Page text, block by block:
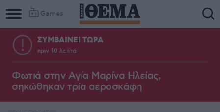
Games
ΣΥΜΒΑΙΝΕΙ ΤΩΡΑ
πριν 10 λεπτά
Φωτιά στην Aγία Μαρίνα Ηλείας,
σηκώθηκαν τρία αεροσκάφη